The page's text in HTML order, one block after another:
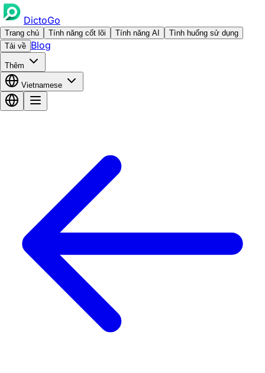
DictoGo
Trang chủ Tính năng cốt lõi Tính năng AI
Tình huống sử dụng
Tải về Blog
Thêm
Vietnamese